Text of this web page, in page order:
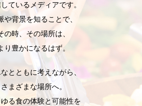
ているメディアです。
や背景を知ることで、
の時、その場所は、
り豊かになるはず。
とともに考えながら、
さまざまな場所へ。
る食の体験と可能性を